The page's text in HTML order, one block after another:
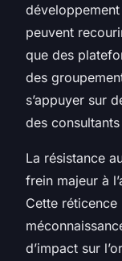
peuvent
que des
des
s’appuyer sur
des
La résistance
frein majeur à
Cette réticence
d’impact sur